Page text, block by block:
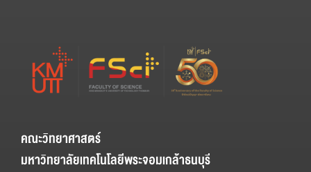
คณะวิทยาศาสตร์
มหาวิทยาลัยเทคโนโลยีพระจอมเกล้าธนบุรี